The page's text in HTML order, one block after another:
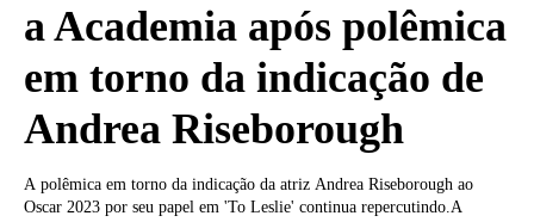
a Academia após polêmica
em torno da indicação de
Andrea Riseborough
A polêmica em torno da indicação da atriz Andrea Riseborough ao
Oscar 2023 por seu papel em 'To Leslie' continua repercutindo.A